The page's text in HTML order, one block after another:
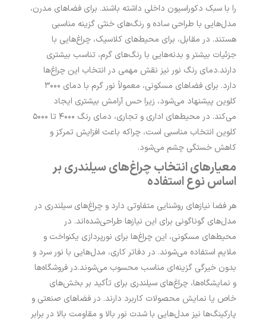
را با سبک دکوراسیون داخلی داشته باشند. برای فضاهای مدرن،
مدل‌هایی با طراحی ساده و رنگ‌های خنثی گزینه مناسبی
هستند. در مقابل، برای محیط‌های کلاسیک، چراغ‌هایی با
جزئیات بیشتر و بدنه‌هایی با رنگ‌های گرم، تناسب بیشتری
دارند.دمای رنگ نور نیز نقش مهمی در انتخاب این چراغ‌ها
دارد. برای فضاهای مسکونی، معمولاً نور گرم با دمای ۳۰۰۰
کلوین پیشنهاد می‌شود، زیرا حس آرامش بیشتری ایجاد
می‌کند. در محیط‌های اداری و تجاری، دمای رنگ ۴۰۰۰ تا ۵۰۰۰
کلوین انتخاب مناسبی است، چراکه باعث افزایش تمرکز و
کاهش خستگی چشم می‌شود.
معیارهای انتخاب چراغ‌های سیلندری بر
اساس نوع استفاده
هر فضا نیازهای روشنایی متفاوتی دارد و چراغ‌های سیلندری در
مدل‌های گوناگونی برای این نیازها طراحی‌شده‌اند. در
محیط‌های مسکونی، این چراغ‌ها برای نورپردازی یکنواخت و
ملایم استفاده می‌شوند. در دفاتر کاری، مدل‌هایی با نور سرد و
بدون خیرگی گزینه‌ای مناسب محسوب می‌شوند.در فروشگاه‌ها
و نمایشگاه‌ها، چراغ‌های سیلندری برای تأکید بر بخش‌های
خاص یا نمایش محصولات کاربرد دارند. در فضاهای صنعتی و
پارکینگ‌ها نیز مدل‌هایی با شدت نور بالا و مقاومت بالا در برابر